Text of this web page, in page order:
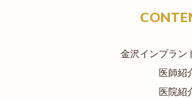
金沢インプラ
医師紹
医院紹